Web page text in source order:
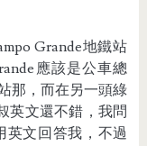
Grande地鐵站
應該是公車總
那，而在另一頭綠
英文還不錯，我問
英文回答我，不過